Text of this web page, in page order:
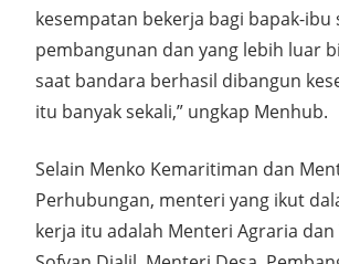
kesempatan bekerja bagi bapak-ibu
pembangunan dan yang lebih luar
saat bandara berhasil dibangun
itu banyak sekali,” ungkap Menhub.
Selain Menko Kemaritiman dan
Perhubungan, menteri yang ikut
kerja itu adalah Menteri Agraria dan